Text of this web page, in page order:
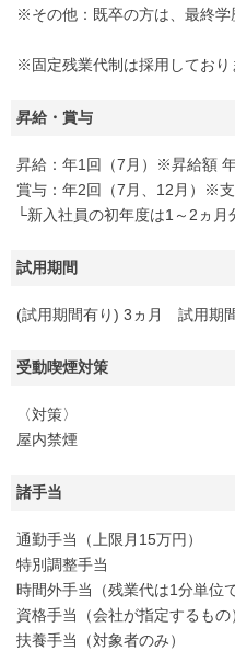
※その他：既卒の方は、最終学
※固定残業代制は採用しており
昇給・賞与
昇給：年1回（7月）※昇給額
賞与：年2回（7月、12月）※
└新入社員の初年度は1～2ヵ月
試用期間
(試用期間有り) 3ヵ月 試用期
受動喫煙対策
〈対策〉
屋内禁煙
諸手当
通勤手当（上限月15万円）
特別調整手当
時間外手当（残業代は1分単位
資格手当（会社が指定するもの
扶養手当（対象者のみ）